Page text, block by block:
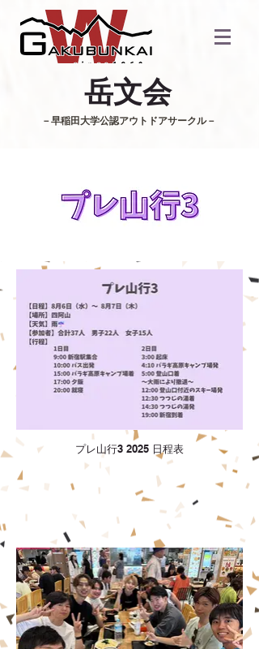
​岳文会
​－早稲田大学公認アウトドアサークル－
プレ山行3 2025 日程表